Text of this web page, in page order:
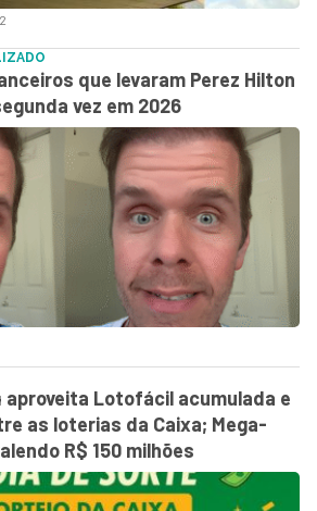
que levaram Perez Hilton
vez em 2026
aproveita Lotofácil acumulada e
as loterias da Caixa; Mega-
R$ 150 milhões